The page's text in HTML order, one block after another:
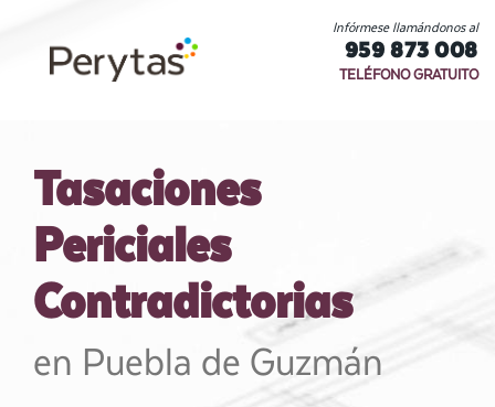
Infórmese llamándonos al
959 873 008
TELÉFONO GRATUITO
Tasaciones
Periciales
Contradictorias
en Puebla de Guzmán